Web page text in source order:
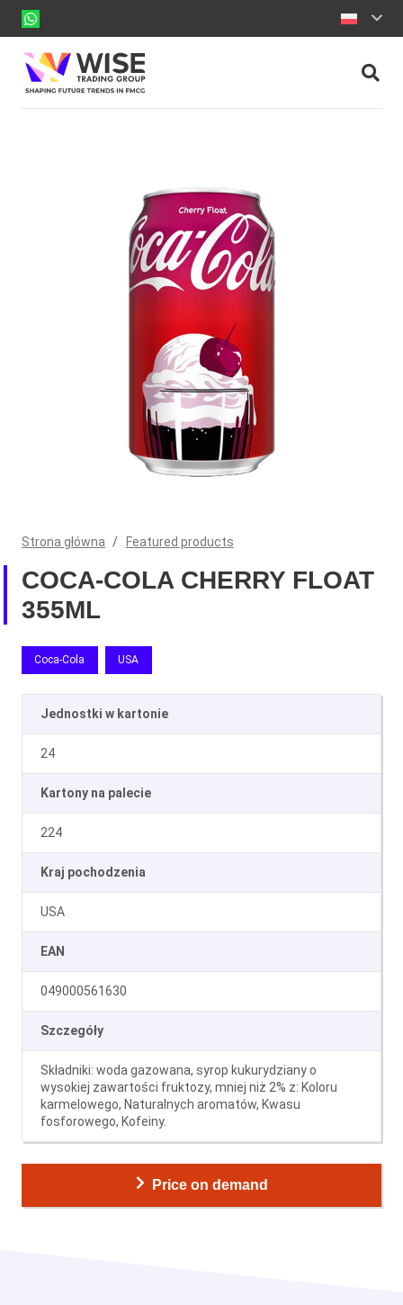
Strona główna / Featured products
COCA-COLA CHERRY FLOAT
355ML
Coca-Cola USA
Jednostki w kartonie
24
Kartony na palecie
224
Kraj pochodzenia
USA
EAN
049000561630
Szczegóły
Składniki: woda gazowana, syrop kukurydziany o
wysokiej zawartości fruktozy, mniej niż 2% z: Koloru
karmelowego, Naturalnych aromatów, Kwasu
fosforowego, Kofeiny.
Price on demand